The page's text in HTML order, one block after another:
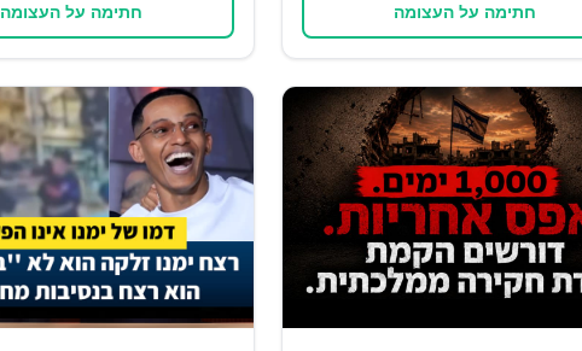
חתימה על העצומה חתימה על העצומה